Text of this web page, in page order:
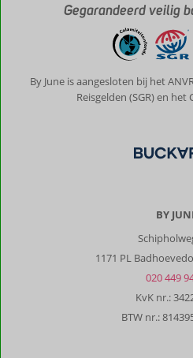
Gegarandeerd veilig
By June is aangesloten bij het
Reisgelden (SGR) en
BY
1171 PL
020 449
KvK nr.:
BTW nr.: